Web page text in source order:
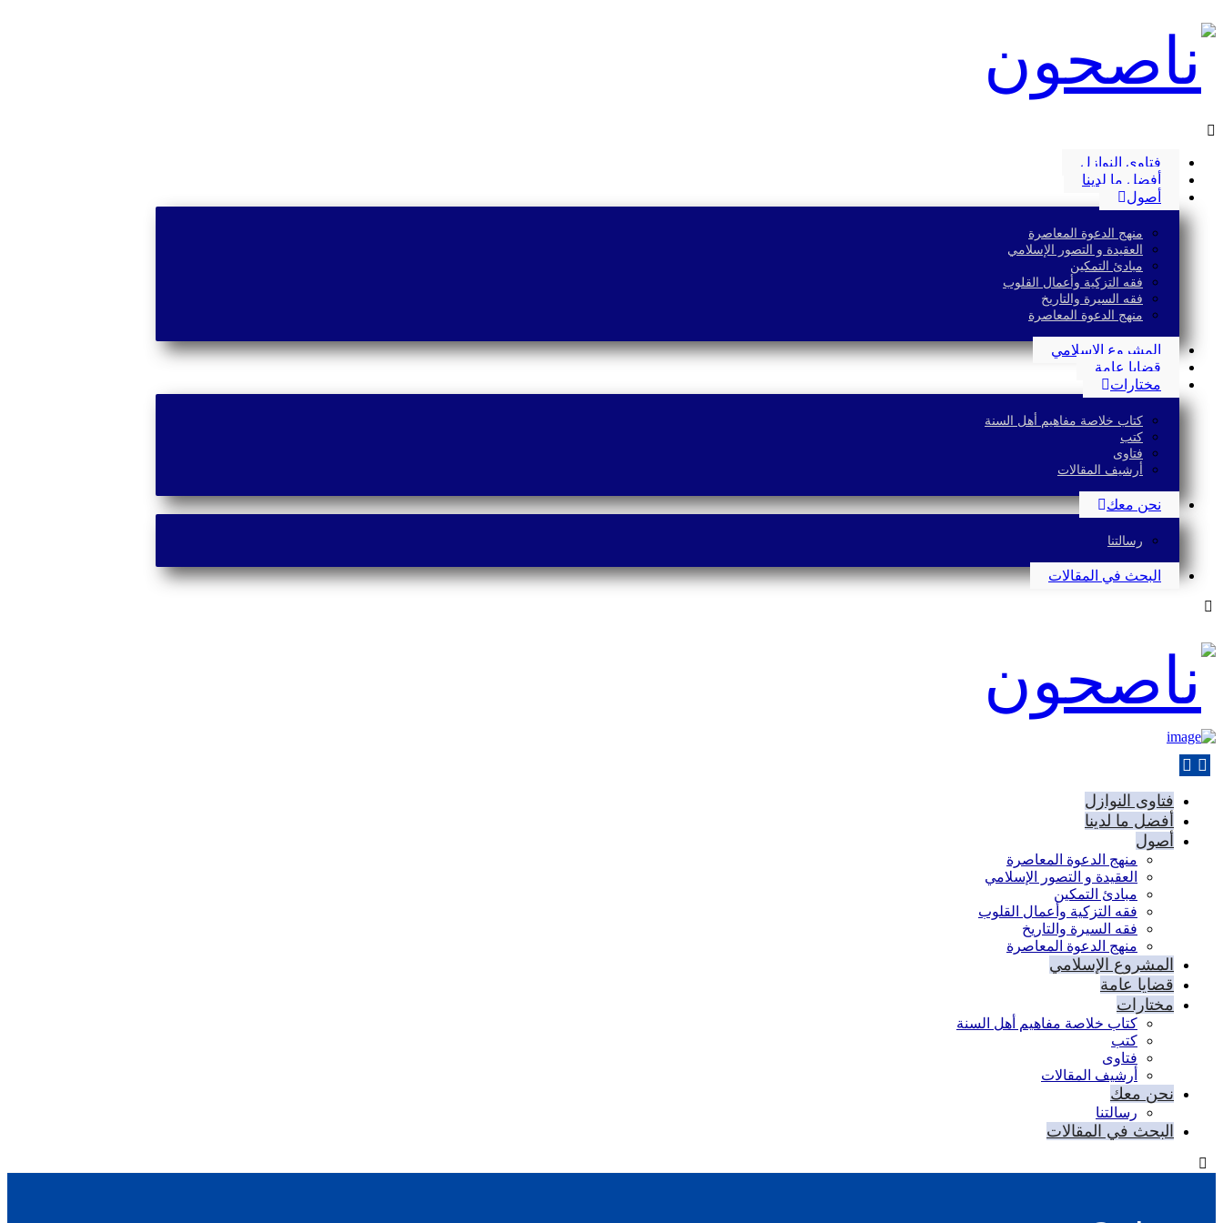
فتاوى النوازل
أفضل ما لدينا
أصول
منهج الدعوة المعاصرة
العقيدة و التصور الإسلامي
مبادئ التمكين
فقه التزكية وأعمال القلوب
فقه السيرة والتاريخ
منهج الدعوة المعاصرة
المشروع الإسلامي
قضايا عامة
مختارات
كتاب خلاصة مفاهيم أهل السنة
كتب
فتاوى
أرشيف المقالات
نحن معك
رسالتنا
البحث في المقالات
فتاوى النوازل
أفضل ما لدينا
أصول
منهج الدعوة المعاصرة
العقيدة و التصور الإسلامي
مبادئ التمكين
فقه التزكية وأعمال القلوب
فقه السيرة والتاريخ
منهج الدعوة المعاصرة
المشروع الإسلامي
قضايا عامة
مختارات
كتاب خلاصة مفاهيم أهل السنة
كتب
فتاوى
أرشيف المقالات
نحن معك
رسالتنا
البحث في المقالات